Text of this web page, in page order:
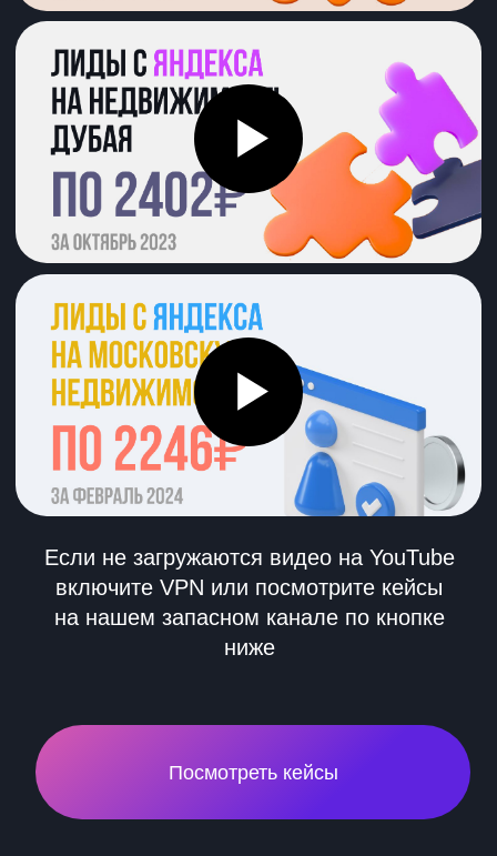
Весь период сотрудничества тестируем
новые гипотезы, находим рабочие
связки, масштабируем и повторяем
Это цикличный процесс
Получить консультацию
Анализируем
и масштабируем
Следим за показателями
рекламы и качеством лидов,
масштабируем результат
Контролируем качество рекламных
кампаний
Для бизнеса с рекламным бюджетом
от 300 000 ₽ в месяц
со статистикой проекта